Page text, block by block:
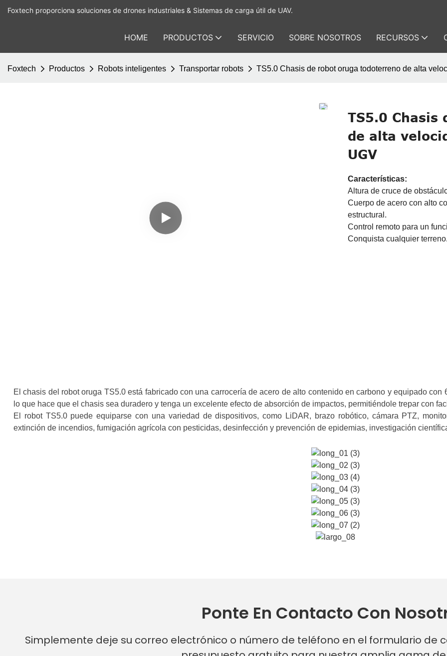
Foxtech proporciona soluciones de drones industriales & Sistemas de carga útil de UAV.
HOME PRODUCTOS SERVICIO SOBRE NOSOTROS RECURSOS
Foxtech Productos Robots inteligentes Transportar robots TS5.0 Chasis de robot oruga todoterreno de alta
TS5.0 Chasis
de alta
UGV
Características:
Altura de cruce de
Cuerpo de acero con alto
estructural.
Control remoto para un
Conquista cualquier
El chasis del robot oruga TS5.0 está fabricado con una carrocería de acero de alto contenido en carbono y equipado
lo que hace que el chasis sea duradero y tenga un excelente efecto de absorción de impactos, permitiéndole trepar con
El robot TS5.0 puede equiparse con una variedad de dispositivos, como LiDAR, brazo robótico, cámara PTZ,
extinción de incendios, fumigación agrícola con pesticidas, desinfección y prevención de epidemias, investigación
Ponte En Contacto Con
Simplemente deje su correo electrónico o número de teléfono en el formulario de